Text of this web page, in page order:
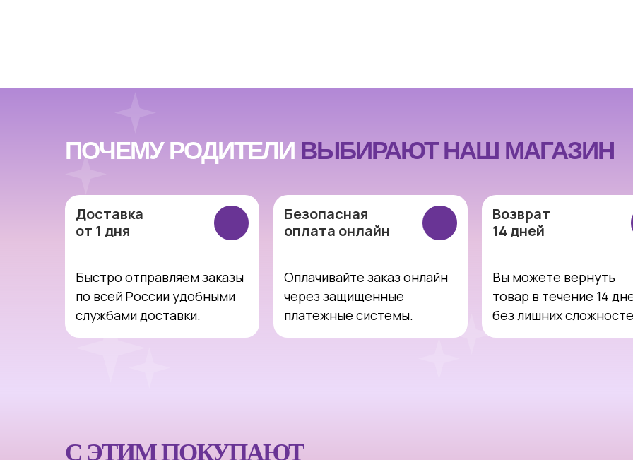
Возврат
14 дней
Безопасная
оплата онлайн
Доставка
от 1 дня
Вы можете вернуть
товар в течение 14
без лишних
Оплачивайте заказ онлайн
через защищенные
платежные системы.
Быстро отправляем заказы
по всей России удобными
службами доставки.
ПОЧЕМУ РОДИТЕЛИ ВЫБИРАЮТ НАШ МАГАЗИН
С ЭТИМ ПОКУПАЮТ